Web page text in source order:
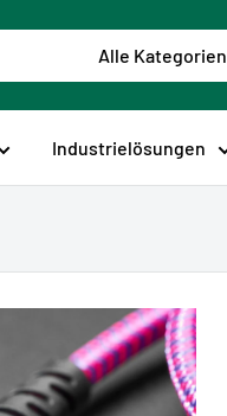
Alle Kategorien
Industrielösungen